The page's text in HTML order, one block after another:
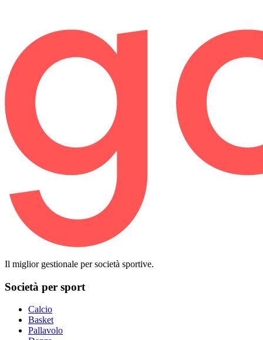
Il miglior gestionale per società sportive.
Società per sport
Calcio
Basket
Pallavolo